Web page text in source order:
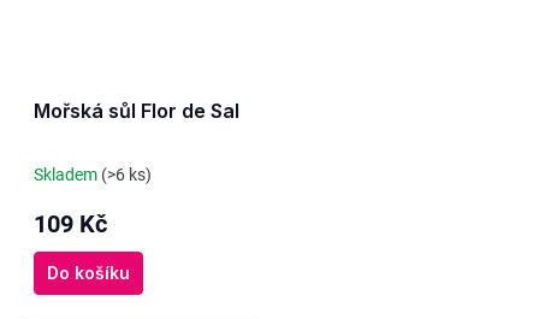
Mořská sůl Flor de Sal
Skladem (>6 ks)
109 Kč
Do košíku